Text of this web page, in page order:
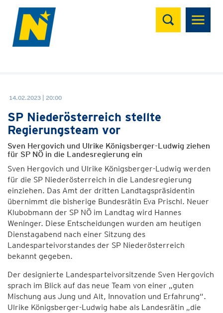
Suchen
14.02.2023 | 20:00
SP Niederösterreich stellte
Regierungsteam vor
Sven Hergovich und Ulrike Königsberger-Ludwig ziehen
für SP NÖ in die Landesregierung ein
Sven Hergovich und Ulrike Königsberger-Ludwig werden
für die SP Niederösterreich in die Landesregierung
einziehen. Das Amt der dritten Landtagspräsidentin
übernimmt die bisherige Bundesrätin Eva Prischl. Neuer
Klubobmann der SP NÖ im Landtag wird Hannes
Weninger. Diese Entscheidungen wurden am heutigen
Dienstagabend nach einer Sitzung des
Landesparteivorstandes der SP Niederösterreich
bekannt gegeben.
Der designierte Landesparteivorsitzende Sven Hergovich
sprach im Blick auf das neue Team von einer „guten
Mischung aus Jung und Alt, Innovation und Erfahrung“.
Ulrike Königsberger-Ludwig habe als Landesrätin „die